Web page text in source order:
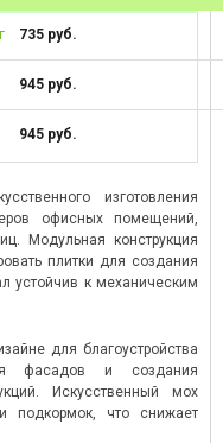
735 руб.
945 руб.
945 руб.
изготовления
офисных помещений,
Модульная конструкция
плитки для создания
устойчив к механическим
для благоустройства
фасадов и создания
Искусственный мох
подкормок, что снижает